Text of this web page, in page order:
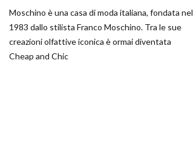
Moschino è una casa di moda italiana, fondata nel
1983 dallo stilista Franco Moschino. Tra le sue
creazioni olfattive iconica è ormai diventata
Cheap and Chic